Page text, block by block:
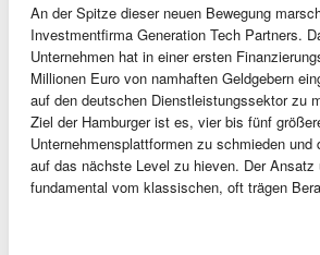
An der Spitze dieser neuen Bewegung
Investmentfirma Generation Tech Partners.
Unternehmen hat in einer ersten
Millionen Euro von namhaften Geldgebern
auf den deutschen Dienstleistungssektor zu
Ziel der Hamburger ist es, vier bis fünf
Unternehmensplattformen zu schmieden
auf das nächste Level zu hieven. Der
fundamental vom klassischen, oft trägen